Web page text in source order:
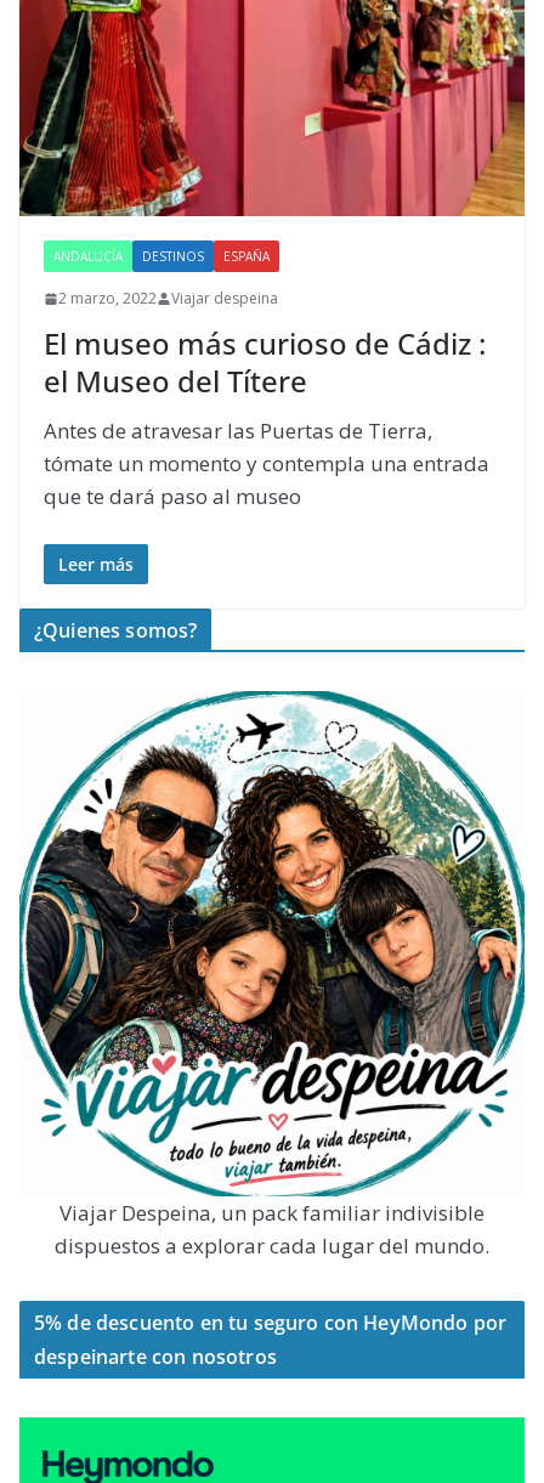
ANDALUCÍA DESTINOS ESPAÑA
2 marzo, 2022 Viajar despeina
El museo más curioso de Cádiz :
el Museo del Títere
Antes de atravesar las Puertas de Tierra,
tómate un momento y contempla una entrada
que te dará paso al museo
Leer más
¿Quienes somos?
Viajar Despeina, un pack familiar indivisible
dispuestos a explorar cada lugar del mundo.
5% de descuento en tu seguro con HeyMondo por
despeinarte con nosotros